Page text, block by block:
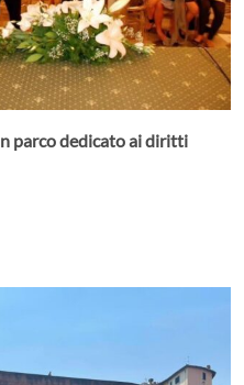
parco dedicato ai diritti